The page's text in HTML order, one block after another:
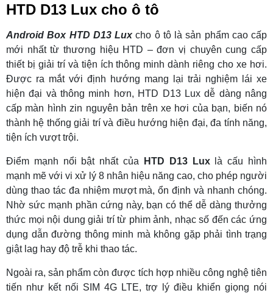
HTD D13 Lux cho ô tô
Android Box HTD D13 Lux cho ô tô là sản phẩm cao cấp
mới nhất từ thương hiệu HTD – đơn vị chuyên cung cấp
thiết bị giải trí và tiện ích thông minh dành riêng cho xe hơi.
Được ra mắt với định hướng mang lại trải nghiệm lái xe
hiện đại và thông minh hơn, HTD D13 Lux dễ dàng nâng
cấp màn hình zin nguyên bản trên xe hơi của bạn, biến nó
thành hệ thống giải trí và điều hướng hiện đại, đa tính năng,
tiện ích vượt trội.
Điểm mạnh nổi bật nhất của HTD D13 Luxlà cấu hình
mạnh mẽ với vi xử lý 8 nhân hiệu năng cao, cho phép người
dùng thao tác đa nhiệm mượt mà, ổn định và nhanh chóng.
Nhờ sức mạnh phần cứng này, bạn có thể dễ dàng thưởng
thức mọi nội dung giải trí từ phim ảnh, nhạc số đến các ứng
dụng dẫn đường thông minh mà không gặp phải tình trạng
giật lag hay độ trễ khi thao tác.
Ngoài ra, sản phẩm còn được tích hợp nhiều công nghệ tiên
tiến như kết nối SIM 4G LTE, trợ lý điều khiển giọng nói